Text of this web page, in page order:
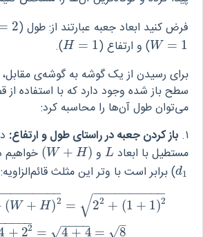
فرض کنید ابعاد جعبه عبارتند از: طول (2
W = 1
W= 1 ) و ارتفاع ( H = 1
H= 1
).
برای رسیدن از یک گوشه به گوشه‌ی
سطح باز شده وجود دارد که با استفاده از
می‌توان طول آن‌ها را محاسبه کرد:
۱. باز کردن جعبه در راستای طول و ارتفاع:
مستطیل با ابعاد L
L و (W + H)
(W+ H)
d1
d1 ) برابر است با وتر این مثلث قائم‌الزاویه:
(W + H)2
−
−−−−−−−
= 22 + (1 + 1)2
− −
−−−−−−−−
√
+ 22
−
−−−
= 4+4
− −
−−
√ = 8
–
√
H)2=22+(1+ 1)2 =4+22=4+4 =8